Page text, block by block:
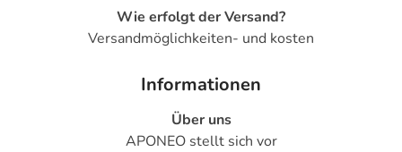
Wie erfolgt der Versand?
Versandmöglichkeiten- und kosten
Informationen
Über uns
APONEO stellt sich vor